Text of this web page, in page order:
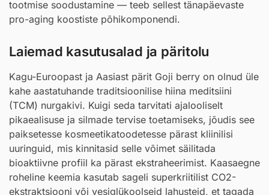
tootmise soodustamine — teeb sellest tänapäevaste
pro-aging koostiste põhikomponendi.
Laiemad kasutusalad ja päritolu
Kagu-Euroopast ja Aasiast pärit Goji berry on olnud üle
kahe aastatuhande traditsioonilise hiina meditsiini
(TCM) nurgakivi. Kuigi seda tarvitati ajalooliselt
pikaealisuse ja silmade tervise toetamiseks, jõudis see
paiksetesse kosmeetikatoodetesse pärast kliinilisi
uuringuid, mis kinnitasid selle võimet säilitada
bioaktiivne profiil ka pärast ekstraheerimist. Kaasaegne
roheline keemia kasutab sageli superkriitilist CO2-
ekstraktsiooni või vesiglükoolseid lahusteid, et tagada